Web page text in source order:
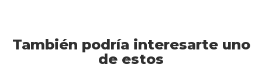
También podría interesarte uno
de estos